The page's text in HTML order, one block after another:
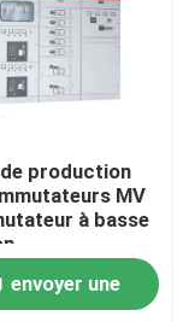
production
MV
à basse
envoyer une